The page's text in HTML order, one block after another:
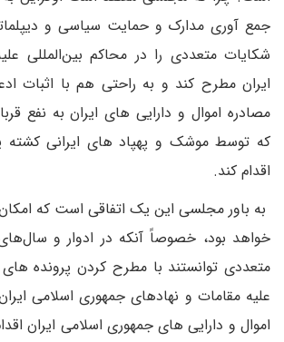
جمع آوری مدارک و حمایت سیاسی و
شکایات متعددی را در محاکم بین‌المللی
ایران مطرح کند و به راحتی هم با اثبات
مصادره اموال و دارایی های ایران به نفع
که توسط موشک و پهپاد های ایرانی کشته
اقدام کند.
به باور مجلسی این یک اتفاقی است که
خواهد بود، خصوصاً آنکه در ادوار و
متعددی توانستند با مطرح کردن پرونده
علیه مقامات و نهادهای جمهوری اسلامی
اموال و دارایی های جمهوری اسلامی ایران